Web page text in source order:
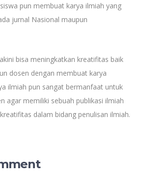
pun membuat karya ilmiah yang
jurnal Nasional maupun
bisa meningkatkan kreatifitas baik
dosen dengan membuat karya
ilmiah pun sangat bermanfaat untuk
agar memiliki sebuah publikasi ilmiah
dalam bidang penulisan ilmiah.